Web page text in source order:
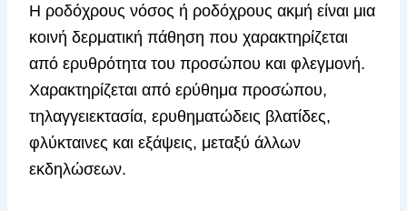
Η ροδόχρους νόσος ή ροδόχρους ακμή είναι μια
κοινή δερματική πάθηση που χαρακτηρίζεται
από ερυθρότητα του προσώπου και φλεγμονή.
Χαρακτηρίζεται από ερύθημα προσώπου,
τηλαγγειεκτασία, ερυθηματώδεις βλατίδες,
φλύκταινες και εξάψεις, μεταξύ άλλων
εκδηλώσεων.